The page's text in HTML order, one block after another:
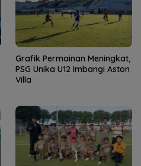
Grafik Permainan Meningkat,
PSG Unika U12 Imbangi Aston
Villa